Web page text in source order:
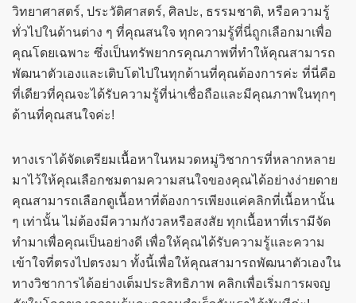
วิทยาศาสตร์, ประวัติศาสตร์, ศิลปะ, ธรรมชาติ, หรือความรู้
ทั่วไปในด้านต่าง ๆ ที่คุณสนใจ ทุกความรู้ที่นี่ถูกเลือกมาเพื่อ
คุณโดยเฉพาะ ซึ่งเป็นทรัพยากรคุณภาพที่ทำให้คุณสามารถ
พัฒนาตัวเองและเติบโตไปในทุกด้านที่คุณต้องการค่ะ ที่นี่คือ
ที่เดียวที่คุณจะได้รับความรู้ที่น่าเชื่อถือและมีคุณภาพในทุกๆ
ด้านที่คุณสนใจค่ะ!
ทางเราได้จัดเตรียมเนื้อหาในหมวดหมู่วิชาการที่หลากหลาย
มาไว้ให้คุณเลือกชมตามความสนใจของคุณได้อย่างง่ายดาย
คุณสามารถเลือกดูเนื้อหาที่ต้องการเพียงแค่คลิกที่เนื้อหานั้น
ๆ เท่านั้น ไม่ต้องมีความกังวลหรือสงสัย ทุกเนื้อหาที่เรามีจัด
ทำมาเพื่อคุณเป็นอย่างดี เพื่อให้คุณได้รับความรู้และความ
เข้าใจที่ตรงไปตรงมา ทั้งนี้เพื่อให้คุณสามารถพัฒนาตัวเองใน
ทางวิชาการได้อย่างเต็มประสิทธิภาพ คลิกเพื่อเริ่มการผจญ